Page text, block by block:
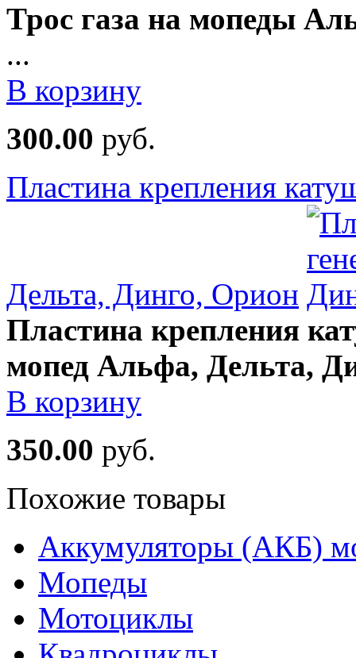
Трос газа на мопеды
...
В корзину
300.00 руб.
Пластина крепления
Дельта, Динго, Орион
Пластина крепления
мопед Альфа, Дельта,
В корзину
350.00 руб.
Похожие товары
Аккумуляторы (АКБ)
Мопеды
Мотоциклы